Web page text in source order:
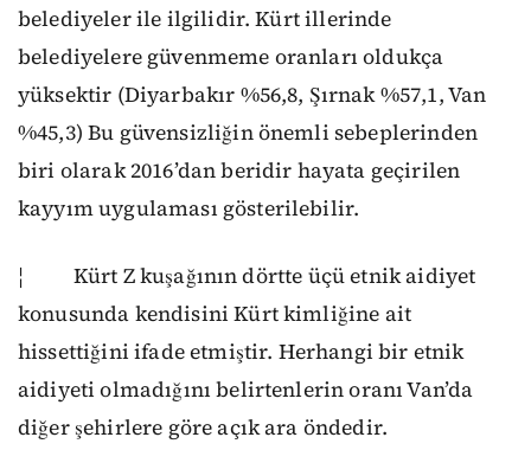
belediyeler ile ilgilidir. Kürt illerinde
belediyelere güvenmeme oranları oldukça
yüksektir (Diyarbakır %56,8, Şırnak %57,1, Van
%45,3) Bu güvensizliğin önemli sebeplerinden
biri olarak 2016’dan beridir hayata geçirilen
kayyım uygulaması gösterilebilir.
¦ Kürt Z kuşağının dörtte üçü etnik aidiyet
konusunda kendisini Kürt kimliğine ait
hissettiğini ifade etmiştir. Herhangi bir etnik
aidiyeti olmadığını belirtenlerin oranı Van’da
diğer şehirlere göre açık ara öndedir.